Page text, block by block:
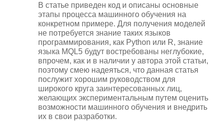
В статье приведен код и описаны основные
этапы процесса машинного обучения на
конкретном примере. Для получения моделей
не потребуется знание таких языков
программирования, как Python или R, знание
языка MQL5 будут востребованы неглубокие,
впрочем, как и в наличии у автора этой статьи,
поэтому смею надеяться, что данная статья
послужит хорошим руководством для
широкого круга заинтересованных лиц,
желающих экспериментальным путем оценить
возможности машинного обучения и внедрить
их в свои разработки.